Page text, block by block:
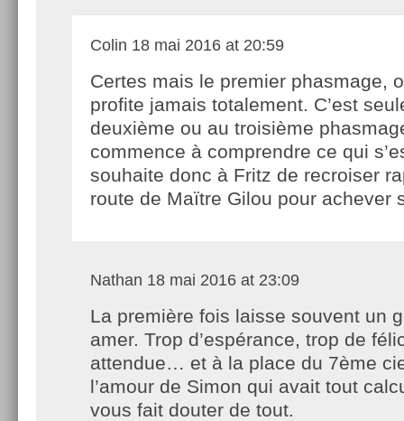
Colin 18 mai 2016 at 20:59
Certes mais le premier phasmage,
profite jamais totalement. C’est
deuxième ou au troisième
commence à comprendre ce qui
souhaite donc à Fritz de recroiser
route de Maïtre Gilou pour achever
Nathan 18 mai 2016 at 23:09
La première fois laisse souvent un
amer. Trop d’espérance, trop de
attendue… et à la place du 7ème
l’amour de Simon qui avait tout
vous fait douter de tout.